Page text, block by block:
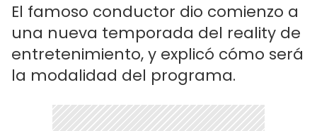
El famoso conductor dio comienzo a
una nueva temporada del reality de
entretenimiento, y explicó cómo será
la modalidad del programa.